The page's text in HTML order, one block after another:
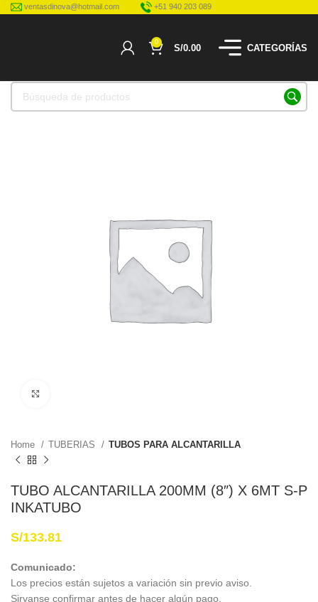
ventasdinova@hotmail.com +51 940 203 089
0
S/0.00 CATEGORÍAS
Home TUBERIAS TUBOS PARA ALCANTARILLA
TUBO ALCANTARILLA 200MM (8″) X 6MT S-P
INKATUBO
S/133.81
Comunicado:
Los precios están sujetos a variación sin previo aviso.
Sirvanse confirmar antes de hacer algún pago.